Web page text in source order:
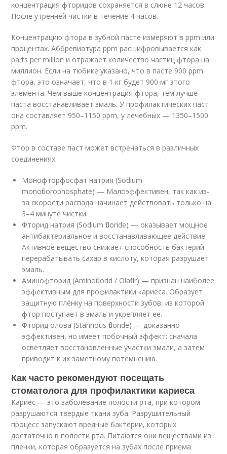
концентрация фторидов сохраняется в слюне 12 часов.
После утренней чистки в течение 4 часов.
Концентрацию фтора в зубной пасте измеряют в ppm или
процентах. Аббревиатура ppm расшифровывается как
parts per million и отражает количество частиц фтора на
миллион. Если на тюбике указано, что в пасте 900 ppm
фтора, это означает, что в 1 кг будет 900 мг этого
элемента. Чем выше концентрация фтора, тем лучше
паста восстанавливает эмаль. У профилактических паст
она составляет 950–1150 ppm, у лечебных — 1350–1500
ppm.
Фтор в составе паст может встречаться в различных
соединениях.
Монофторфосфат натрия (Sodium
monofluorophosphate) — Малоэффективен, так как из-
за скорости распада начинает действовать только на
3–4 минуте чистки.
Фторид натрия (Sodium fluoride) — оказывает мощное
антибактериальное и восстанавливающее действие.
Активное вещество снижает способность бактерий
перерабатывать сахар в кислоту, которая разрушает
эмаль.
Аминофторид (Aminofluorid / Olaflur) — признан наиболее
эффективным для профилактики кариеса. Образует
защитную плёнку на поверхности зубов, из которой
фтор поступает в эмаль и укрепляет ее.
Фторид олова (Stannous fluoride) — доказанно
эффективен, но имеет побочный эффект: сначала
осветляет восстановленные участки эмали, а затем
приводит к их заметному потемнению.
Как часто рекомендуют посещать
стоматолога для профилактики кариеса
Кариес — это заболевание полости рта, при котором
разрушаются твердые ткани зуба. Разрушительный
процесс запускают вредные бактерии, которых
достаточно в полости рта. Питаются они веществами из
пленки, которая образуется на зубах после приема